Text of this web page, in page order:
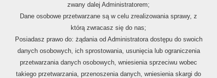
zwany dalej Administratorem;
Dane osobowe przetwarzane są w celu zrealizowania sprawy, z
którą zwracasz się do nas;
Posiadasz prawo do: żądania od Administratora dostępu do swoich
danych osobowych, ich sprostowania, usunięcia lub ograniczenia
przetwarzania danych osobowych, wniesienia sprzeciwu wobec
takiego przetwarzania, przenoszenia danych, wniesienia skargi do